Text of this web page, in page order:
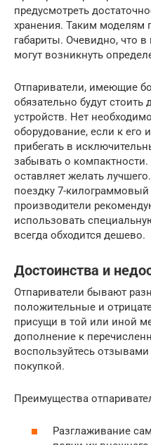
предусмотреть
хранения. Таким моделям
габариты. Очевидно, что
могут возникнуть
Отпариватели, имеющие
обязательно будут
устройств. Нет
оборудование, если к его
прибегать в
забывать о
оставляет желать
поездку 7-
производители
использовать
всегда обходится дешево.
Достоинства и
Отпариватели бывают
положительные и
присущи в той или иной
дополнение к
воспользуйтесь
покупкой.
Преимущества
Разглаживание